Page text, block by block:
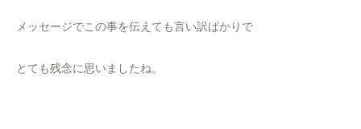
メッセージでこの事を伝えても言い訳ばかりで
とても残念に思いましたね。